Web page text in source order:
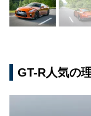
GT-R人気の